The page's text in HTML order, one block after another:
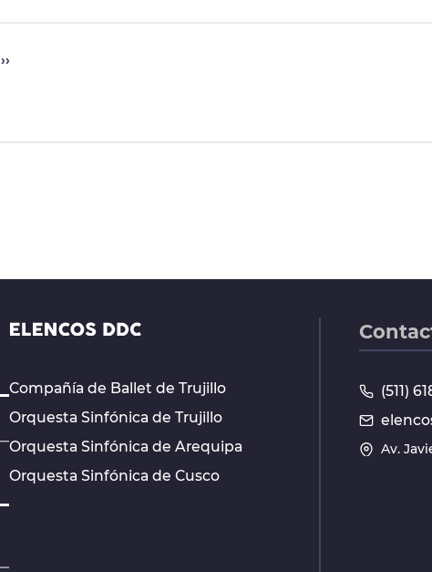
››
Compañía de Ballet de Trujillo
Orquesta Sinfónica de Trujillo
Orquesta Sinfónica de Arequipa
Orquesta Sinfónica de Cusco
(511)
Av.